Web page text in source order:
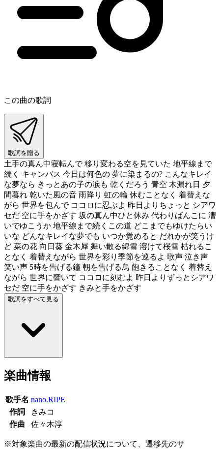
この曲の歌詞
歌詞を贈る
土手の真ん中寝転んで 移り変わる空を見ていた 地平線まで
続く キャンバス 今日は何色の 夢に染まるの? こんなキレイ
な夢なら きっとあの子の涙も 乾くだろう 青空 木漏れ日 夕
間暮れ 乾いた風の音 雨降り 虹の輪 休むことなく 着替えな
がら 世界を包んで ココロに忍ぶよ 昨日よりちょっと シアワ
セだ 空に手をかざす 坂の真ん中ひと休み 代わりばんこに 漕
いでゆこうか 地平線まで続くこの道 どこまでもゆけたらい
いな どんなキレイな夢でも いつか覚めると だれかが笑うけ
ど 菜の花 向日葵 金木犀 舞い散る綿雪 溶けて桜雪 枯れるこ
となく 着替えながら 世界を彩り季節を巡るよ 歌声 泣き声
笑い声 5時を告げる鐘 朝を告げる鳥 飽きることなく 着替え
ながら 世界に響いて ココロに刻むよ 昨日よりずっとシアワ
セだ 空に手をかざす きみと手をかざす
歌詞をすべて見る
楽曲情報
歌手名 nano.RIPE
作詞
きみコ
作曲
佐々木淳
※対象楽曲の最新の配信状況について、遷移先のサ